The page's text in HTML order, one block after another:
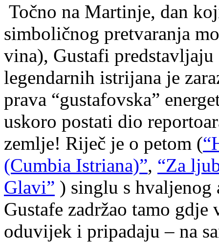
Točno na Martinje, dan
simboličnog pretvaranja
vina), Gustafi
legendarnih istrijana je
prava “gustafovska”
uskoro postati dio
zemlje! Riječ je o petom (
(Cumbia Istriana)”, “Za
Glavi” ) singlu s hvaljenog
Gustafe zadržao tamo
oduvijek i pripadaju – na